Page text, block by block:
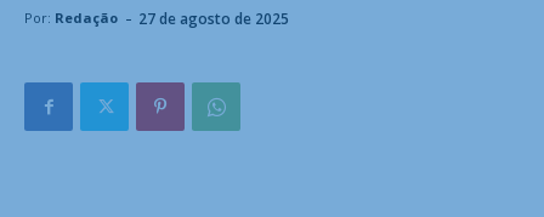
Por: Redação - 27 de agosto de 2025